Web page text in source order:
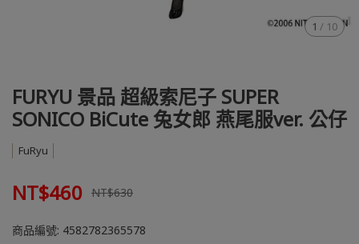
1 / 10
FURYU 景品 超級索尼子 SUPER
SONICO BiCute 兔女郎 燕尾服ver. 公仔
FuRyu
NT$460 NT$630
商品編號: 4582782365578